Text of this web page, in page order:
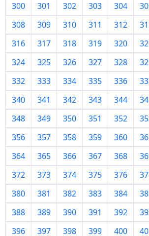
300
301 302 303 304
308
309 310 311 312
316
317 318 319 320
324
325 326 327 328
332
333 334 335 336
340
341 342 343 344
348
349 350 351 352
356
357 358 359 360
364
365 366 367 368
372
373 374 375 376
380
381 382 383 384
388
389 390 391 392
396
397 398 399 400